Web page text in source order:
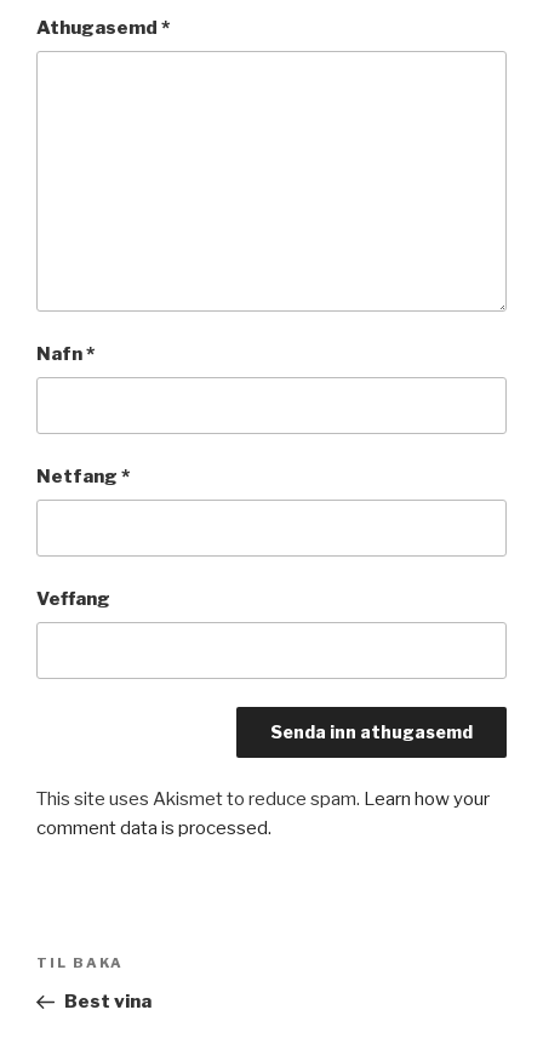
Athugasemd *
Nafn*
Netfang *
Veffang
This site uses Akismet to reduce spam. Learn how your
comment data is processed.
Fyrri
færsla
TIL BAKA
Best vina